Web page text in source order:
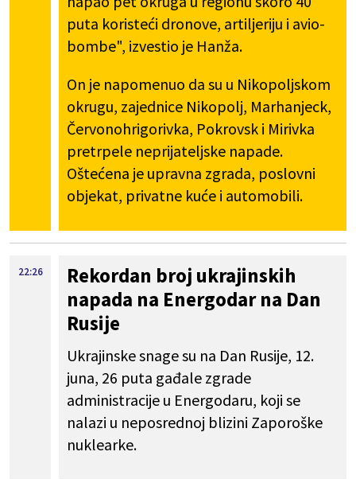
puta koristeći dronove, artiljeriju i avio-
bombe", izvestio je Hanža.
On je napomenuo da su u Nikopoljskom
okrugu, zajednice Nikopolj, Marhanjeck,
Červonohrigorivka, Pokrovsk i Mirivka
pretrpele neprijateljske napade.
Oštećena je upravna zgrada, poslovni
objekat, privatne kuće i automobili.
22:26
Rekordan broj ukrajinskih
napada na Energodar na Dan
Rusije
Ukrajinske snage su na Dan Rusije, 12.
juna, 26 puta gađale zgrade
administracije u Energodaru, koji se
nalazi u neposrednoj blizini Zaporoške
nuklearke.